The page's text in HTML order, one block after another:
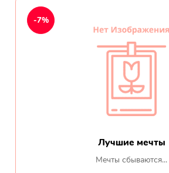
Лучшие мечты
Мечты сбываются...
-7%